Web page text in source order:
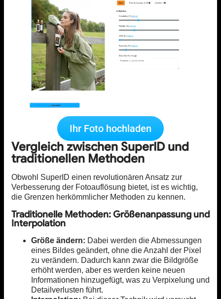
Ihr Foto hochladen
Vergleich zwischen SuperID und
traditionellen Methoden
Obwohl SuperID einen revolutionären Ansatz zur
Verbesserung der Fotoauflösung bietet, ist es wichtig,
die Grenzen herkömmlicher Methoden zu kennen.
Traditionelle Methoden: Größenanpassung und
Interpolation
Größe ändern: Dabei werden die Abmessungen
eines Bildes geändert, ohne die Anzahl der Pixel
zu verändern. Dadurch kann zwar die Bildgröße
erhöht werden, aber es werden keine neuen
Informationen hinzugefügt, was zu Verpixelung und
Detailverlusten führt.